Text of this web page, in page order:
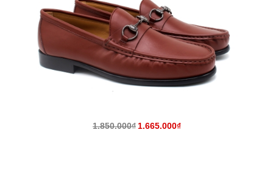
1.850.000₫1.665.000₫